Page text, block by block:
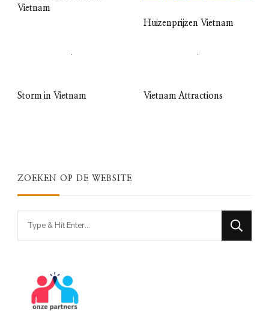
Vietnam
Huizenprijzen Vietnam
Storm in Vietnam Vietnam Attractions
ZOEKEN OP DE WEBSITE
Looking